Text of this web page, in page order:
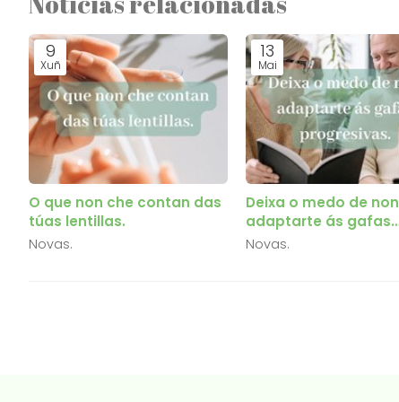
9
Xuñ
O que non che contan das
túas lentillas.
Novas.
13
Mai
Deixa o medo de non
adaptarte ás gafas
progresivas.
Novas.